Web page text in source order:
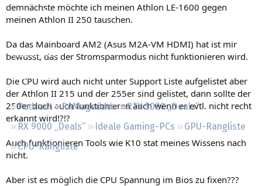
Neue Beiträge
Leserartikel
Podcast RAMageddon
RTX 5000 „Deals“
RX 9000 „Deals“
Ideale Gaming-PCs
GPU-Rangliste
CPU-Rangliste
demnächste möchte ich meinen Athlon LE-1600 gegen
meinen Athlon II 250 tauschen.
Da das Mainboard AM2 (Asus M2A-VM HDMI) hat ist mir
bewusst, das der Stromsparmodus nicht funktionieren wird.
Die CPU wird auch nicht unter Support Liste aufgelistet aber
der Athlon II 215 und der 255er sind gelistet, dann sollte der
250er doch auch funktionieren auch wenn er evtl. nicht recht
erkannt wird!?!?
Auch funktionieren Tools wie K10 stat meines Wissens nach
nicht.
Aber ist es möglich die CPU Spannung im Bios zu fixen???